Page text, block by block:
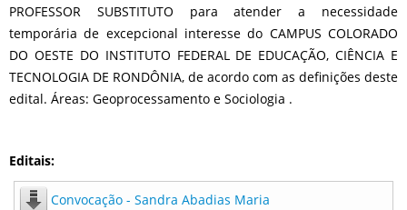
PROFESSOR SUBSTITUTO para atender a necessidade
temporária de excepcional interesse do CAMPUS COLORADO
DO OESTE DO INSTITUTO FEDERAL DE EDUCAÇÃO, CIÊNCIA E
TECNOLOGIA DE RONDÔNIA, de acordo com as definições deste
edital. Áreas: Geoprocessamento e Sociologia .
Editais:
Convocação - Sandra Abadias Maria